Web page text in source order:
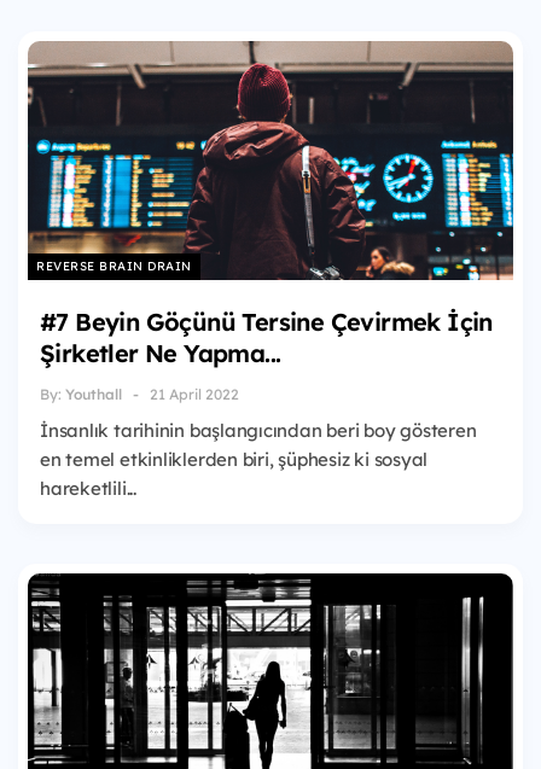
REVERSE BRAIN DRAIN
#7 Beyin Göçünü Tersine Çevirmek İçin
Şirketler Ne Yapma...
By: Youthall 21 April 2022
İnsanlık tarihinin başlangıcından beri boy gösteren
en temel etkinliklerden biri, şüphesiz ki sosyal
hareketlili...